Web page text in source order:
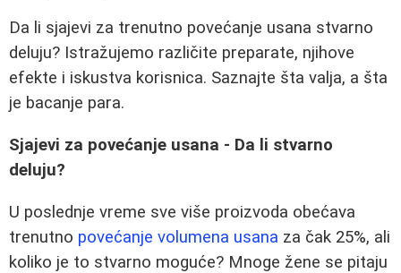
Da li sjajevi za trenutno povećanje usana stvarno
deluju? Istražujemo različite preparate, njihove
efekte i iskustva korisnica. Saznajte šta valja, a šta
je bacanje para.
Sjajevi za povećanje usana - Da li stvarno
deluju?
U poslednje vreme sve više proizvoda obećava
trenutno povećanje volumena usana za čak 25%, ali
koliko je to stvarno moguće? Mnoge žene se pitaju